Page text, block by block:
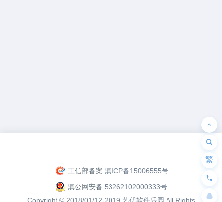
工信部备案 滇ICP备15006555号
滇公网安备 53262102000333号
Copyright © 2018/01/12-2019 艺优软件乐园 All Rights
繁